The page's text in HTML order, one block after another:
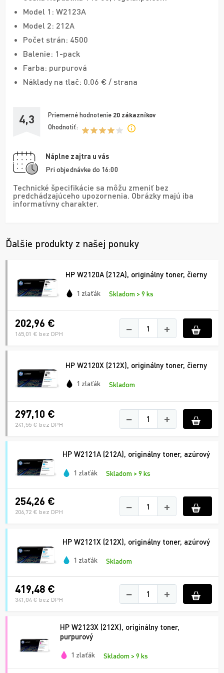
Model 1: W2123A
Model 2: 212A
Počet strán: 4500
Balenie: 1-pack
Farba: purpurová
Náklady na tlač: 0.06 € / strana
4,3 Priemerné hodnotenie 20 zákazníkov
Ohodnotiť:
Náplne zajtra u vás
Pri objednávke do 16:00
Technické špecifikácie sa môžu zmeniť bez
predchádzajúceho upozornenia. Obrázky majú iba
informatívny charakter.
Ďalšie produkty z našej ponuky
HP W2120A (212A), originálny toner, čierny
1 zlaťák Skladom > 9 ks
202,96 €
165,01 € bez DPH − +
HP W2120X (212X), originálny toner, čierny
1 zlaťák Skladom
297,10 €
241,55 € bez DPH − +
HP W2121A (212A), originálny toner, azúrový
1 zlaťák Skladom > 9 ks
254,26 €
206,72 € bez DPH − +
HP W2121X (212X), originálny toner, azúrový
1 zlaťák Skladom
419,48 €
341,04 € bez DPH − +
HP W2123X (212X), originálny toner,
purpurový
1 zlaťák Skladom > 9 ks